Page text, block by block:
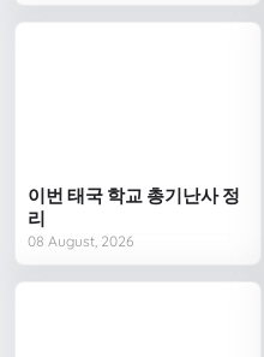
이번 태국 학교 총기난사 정
리
08 August, 2026